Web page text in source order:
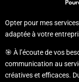
Opter pour mes
adaptée à votre
🎯 À l’écoute de vos
communication au
créatives et efficaces.